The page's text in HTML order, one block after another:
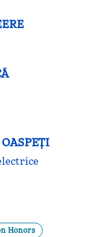
Honors